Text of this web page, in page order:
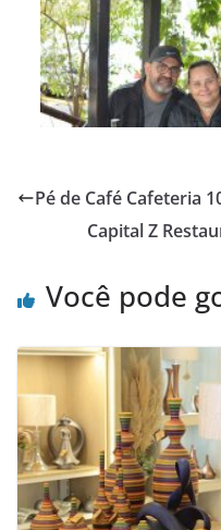
Pé de Café Cafeteria
Capital Z
Você pode